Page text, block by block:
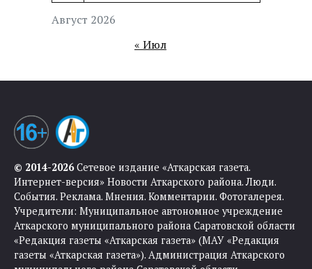
Август 2026
« Июл
© 2014-2026Сетевое издание «Аткарская газета.
Интернет-версия» Новости Аткарского района. Люди.
События. Реклама. Мнения. Комментарии. Фотогалерея.
Учредители: Муниципальное автономное учреждение
Аткарского муниципального района Саратовской области
«Редакция газеты «Аткарская газета» (МАУ «Редакция
газеты «Аткарская газета»). Администрация Аткарского